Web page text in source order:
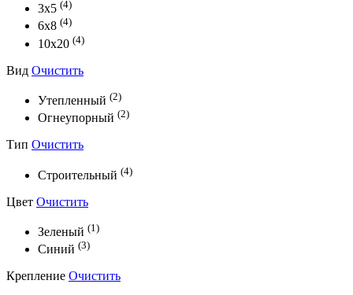
3x5 (4)
6x8 (4)
10х20 (4)
Вид Очистить
Утепленный (2)
Огнеупорный (2)
Тип Очистить
Строительный (4)
Цвет Очистить
Зеленый (1)
Синий (3)
Крепление Очистить